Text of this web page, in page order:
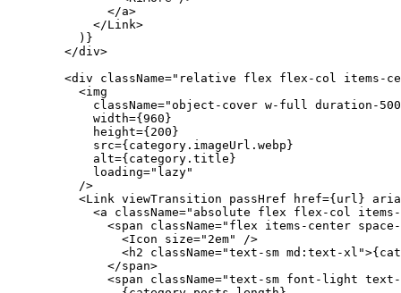
          {posts.length >= 5 && (
<Link viewTransition passHref href={url}
<a className="flex flex-col items-center
                <RiMore />
              </a>
            </Link>
          )}
        </div>
<div className="relative flex flex-col items-
          <img
className="object-cover w-full duration-
            width={960}
            height={200}
            src={category.imageUrl.webp}
            alt={category.title}
            loading="lazy"
<Link viewTransition passHref href={url}
<a className="absolute flex flex-col
<span className="flex items-center
                <Icon size="2em" />